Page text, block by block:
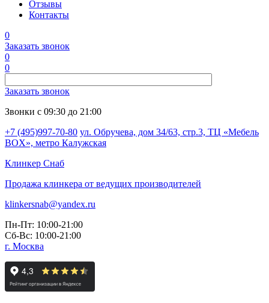
Отзывы
Контакты
0
Заказать звонок
0
0
Заказать звонок
Звонки с 09:30 до 21:00
+7 (495)997-70-80 ул. Обручева, дом 34/63, стр.3, ТЦ «Мебель
BOX», метро Калужская
Клинкер Снаб
Продажа клинкера от ведущих производителей
klinkersnab@yandex.ru
Пн-Пт: 10:00-21:00
Сб-Вс: 10:00-21:00
г. Москва